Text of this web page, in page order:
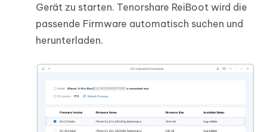
Gerät zu starten. Tenorshare ReiBoot wird die
passende Firmware automatisch suchen und
herunterladen.